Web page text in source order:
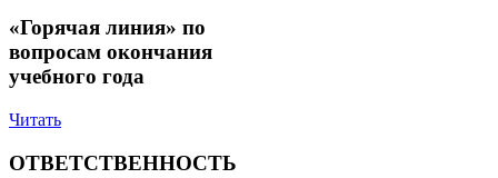
«Горячая линия» по
вопросам окончания
учебного года
Читать
ОТВЕТСТВЕННОСТЬ